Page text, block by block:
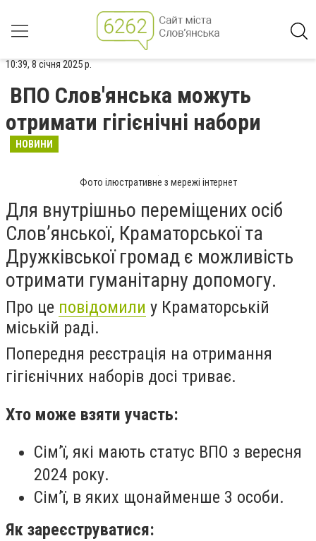
10:39, 8 січня 2025 р.
ВПО Слов'янська можуть
отримати гігієнічні набори
НОВИНИ
Фото ілюстративне з мережі інтернет
Для внутрішньо переміщених осіб
Слов’янської, Краматорської та
Дружківської громад є можливість
отримати гуманітарну допомогу.
Про це повідомили у Краматорській
міській раді.
Попередня реєстрація на отримання
гігієнічних наборів досі триває.
Хто може взяти участь:
Сім’ї, які мають статус ВПО з вересня
2024 року.
Сім’ї, в яких щонайменше 3 особи.
Як зареєструватися: